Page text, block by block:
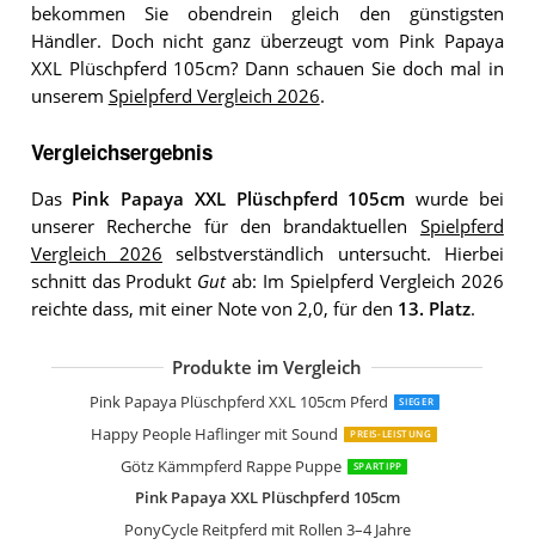
bekommen Sie obendrein gleich den günstigsten
Händler. Doch nicht ganz überzeugt vom Pink Papaya
XXL Plüschpferd 105cm? Dann schauen Sie doch mal in
unserem Spielpferd Vergleich 2026.
Vergleichsergebnis
Das Pink Papaya XXL Plüschpferd 105cm wurde bei
unserer Recherche für den brandaktuellen Spielpferd
Vergleich 2026 selbstverständlich untersucht. Hierbei
schnitt das Produkt Gutab: Im Spielpferd Vergleich 2026
reichte dass, mit einer Note von 2,0, für den 13. Platz.
Produkte im Vergleich
Pink Papaya Plüschpferd XXL 105cm Pferd SIEGER
Happy People Haflinger mit Sound PREIS-LEISTUNG
Götz Kämmpferd Rappe Puppe SPARTIPP
Pink Papaya XXL Plüschpferd 105cm
PonyCycle Reitpferd mit Rollen 3–4 Jahre
Pink Papaya Giant Riesen XXL
small foot 11178 Schwarzes
Ponnie Reitpferd mit Rollen Misty 3-6
Pink Papaya Stehpferd zum
Happy People 58933 Rassepferd
Happy People 58932 Rassepferd Pinto
Sweety Toys 5048 Plüschpferd
Happy People 58038 Springpferd mit